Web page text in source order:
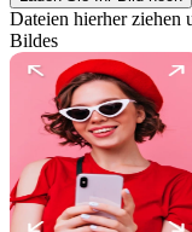
Dateien hierher ziehen
Bildes